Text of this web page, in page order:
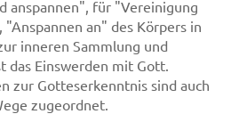
anspannen", für "Vereinigung
an" des Körpers in
inneren Sammlung und
das Einswerden mit Gott.
zur Gotteserkenntnis sind auch
zugeordnet.